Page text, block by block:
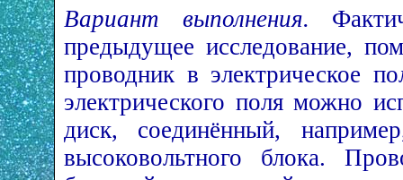
Вариант выполнения.
предыдущее исследование,
проводник в электрическое
электрического поля можно
диск, соединённый,
высоковольтного блока.